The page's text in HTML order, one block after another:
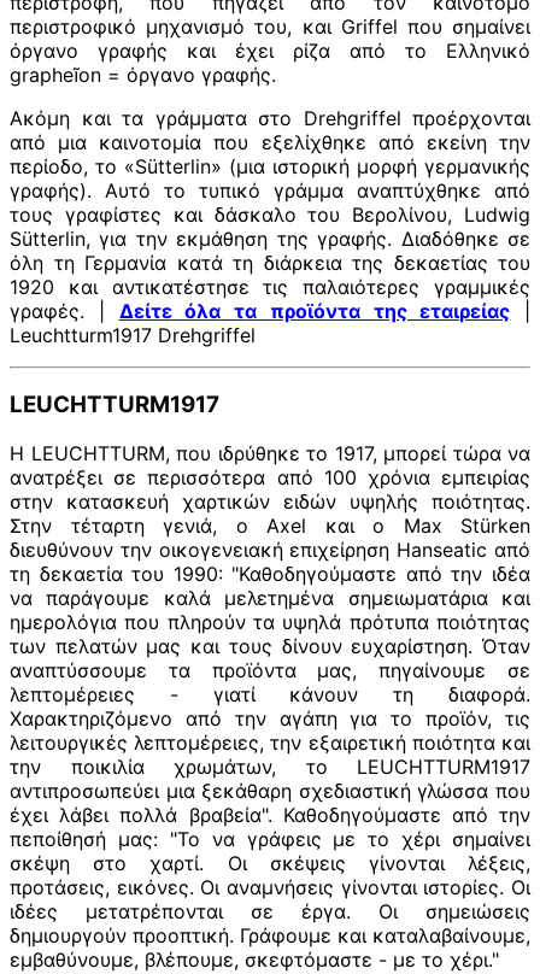
περιστροφικό μηχανισμό του, και Griffel που σημαίνει
όργανο γραφής και έχει ρίζα από το Ελληνικό
grapheĩon = όργανο γραφής.
Ακόμη και τα γράμματα στο Drehgriffel προέρχονται
από μια καινοτομία που εξελίχθηκε από εκείνη την
περίοδο, το «Sütterlin» (μια ιστορική μορφή γερμανικής
γραφής). Αυτό το τυπικό γράμμα αναπτύχθηκε από
τους γραφίστες και δάσκαλο του Βερολίνου, Ludwig
Sütterlin, για την εκμάθηση της γραφής. Διαδόθηκε σε
όλη τη Γερμανία κατά τη διάρκεια της δεκαετίας του
1920 και αντικατέστησε τις παλαιότερες γραμμικές
γραφές. | Δείτε όλα τα προϊόντα της εταιρείας
Leuchtturm1917 Drehgriffel
LEUCHTTURM1917
Η LEUCHTTURM, που ιδρύθηκε το 1917, μπορεί τώρα να
ανατρέξει σε περισσότερα από 100 χρόνια εμπειρίας
στην κατασκευή χαρτικών ειδών υψηλής ποιότητας.
Στην τέταρτη γενιά, ο Axel και ο Max Stürken
διευθύνουν την οικογενειακή επιχείρηση Hanseatic από
τη δεκαετία του 1990: "Καθοδηγούμαστε από την ιδέα
να παράγουμε καλά μελετημένα σημειωματάρια και
ημερολόγια που πληρούν τα υψηλά πρότυπα ποιότητας
των πελατών μας και τους δίνουν ευχαρίστηση. Όταν
αναπτύσσουμε τα προϊόντα μας, πηγαίνουμε σε
λεπτομέρειες - γιατί κάνουν τη διαφορά.
Χαρακτηριζόμενο από την αγάπη για το προϊόν, τις
λειτουργικές λεπτομέρειες, την εξαιρετική ποιότητα και
την ποικιλία χρωμάτων, το LEUCHTTURM1917
αντιπροσωπεύει μια ξεκάθαρη σχεδιαστική γλώσσα που
έχει λάβει πολλά βραβεία". Καθοδηγούμαστε από την
πεποίθησή μας: "Το να γράφεις με το χέρι σημαίνει
σκέψη στο χαρτί. Οι σκέψεις γίνονται λέξεις,
προτάσεις, εικόνες. Οι αναμνήσεις γίνονται ιστορίες. Οι
ιδέες μετατρέπονται σε έργα. Οι σημειώσεις
δημιουργούν προοπτική. Γράφουμε και καταλαβαίνουμε,
εμβαθύνουμε, βλέπουμε, σκεφτόμαστε - με το χέρι."